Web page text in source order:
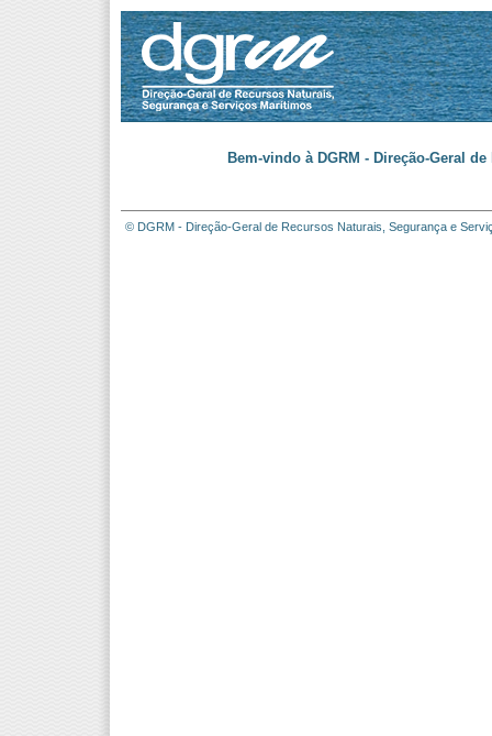
Bem-vindo à DGRM - Direção-Geral
© DGRM - Direção-Geral de Recursos Naturais, Segurança e